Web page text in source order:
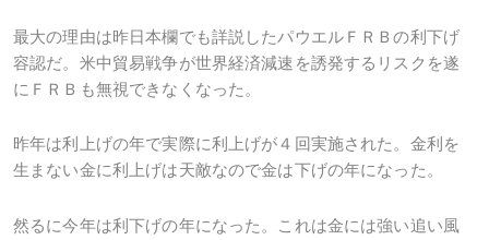
最大の理由は昨日本欄でも詳説したパウエルＦＲＢの利下げ
容認だ。米中貿易戦争が世界経済減速を誘発するリスクを遂
にＦＲＢも無視できなくなった。
昨年は利上げの年で実際に利上げが４回実施された。金利を
生まない金に利上げは天敵なので金は下げの年になった。
然るに今年は利下げの年になった。これは金には強い追い風